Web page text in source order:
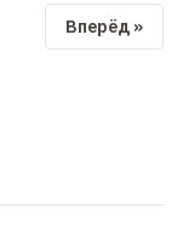
Вперёд »